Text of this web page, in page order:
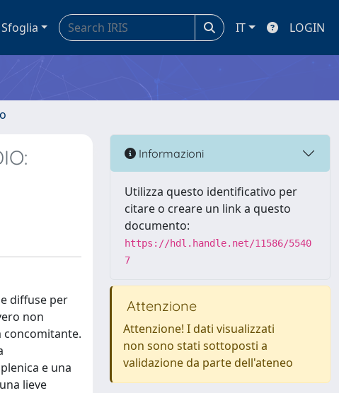
Sfoglia IT LOGIN
diffuse per
non
concomitante.
e una
lieve
Informazioni
Utilizza questo identificativo per
citare o creare un link a questo
documento:
https://hdl.handle.net/11586/5540
7
Attenzione
Attenzione! I dati visualizzati
non sono stati sottoposti a
validazione da parte dell'ateneo